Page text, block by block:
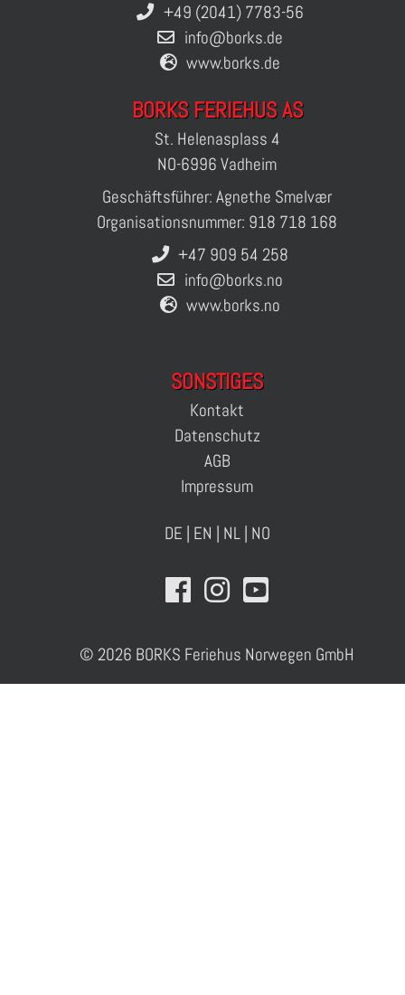
+49 (2041) 7783-56
info@borks.de
www.borks.de
BORKS FERIEHUS AS
St. Helenasplass 4
NO-6996 Vadheim
Geschäftsführer: Agnethe Smelvær
Organisationsnummer: 918 718 168
+47 909 54 258
info@borks.no
www.borks.no
SONSTIGES
Kontakt
Datenschutz
AGB
Impressum
DE | EN | NL| NO
© 2026 BORKS Feriehus Norwegen GmbH